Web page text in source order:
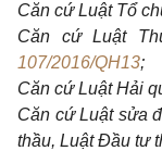
Căn cứ Luật Tổ
Căn cứ Luật
107/2016/QH13;
Căn cứ Luật Hải
Căn cứ Luật sửa
thầu, Luật Đầu tư